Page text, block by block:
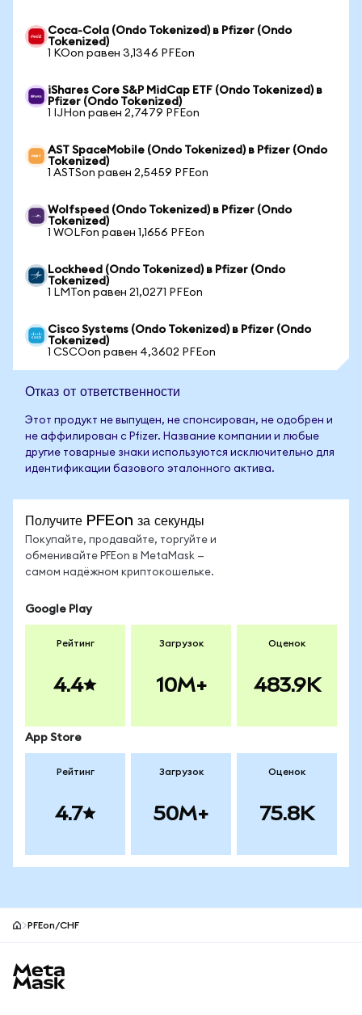
Coca-Cola (Ondo Tokenized) в Pfizer (Ondo
Tokenized)
1 KOon равен 3,1346 PFEon
iShares Core S&P MidCap ETF (Ondo Tokenized) в
Pfizer (Ondo Tokenized)
1 IJHon равен 2,7479 PFEon
AST SpaceMobile (Ondo Tokenized) в Pfizer (Ondo
Tokenized)
1 ASTSon равен 2,5459 PFEon
Wolfspeed (Ondo Tokenized) в Pfizer (Ondo
Tokenized)
1 WOLFon равен 1,1656 PFEon
Lockheed (Ondo Tokenized) в Pfizer (Ondo
Tokenized)
1 LMTon равен 21,0271 PFEon
Cisco Systems (Ondo Tokenized) в Pfizer (Ondo
Tokenized)
1 CSCOon равен 4,3602 PFEon
Отказ от ответственности
Этот продукт не выпущен, не спонсирован, не одобрен и
не аффилирован с Pfizer. Название компании и любые
другие товарные знаки используются исключительно для
идентификации базового эталонного актива.
Получите PFEon за секунды
Покупайте, продавайте, торгуйте и
обменивайте PFEon в MetaMask —
самом надёжном криптокошельке.
Google Play
Рейтинг
4.4
Загрузок
10M+
Оценок
483.9K
App Store
Рейтинг
4.7
Загрузок
50M+
Оценок
75.8K
PFEon/CHF